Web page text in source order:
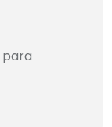
para